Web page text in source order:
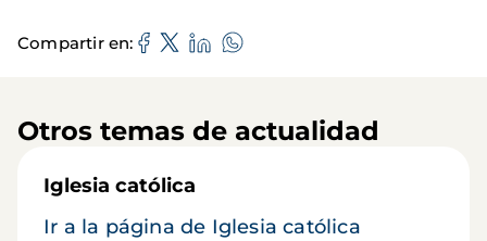
Compartir en
Otros temas de actualidad
Iglesia católica
Ir a la página de Iglesia católica